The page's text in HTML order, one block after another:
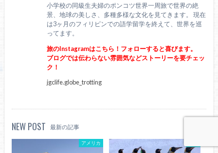
小学校の同級生夫婦のポンコツ世界一周旅で世界の絶
景、地球の美しさ、多種多様な文化を見てきます。 現在
は3ヶ月のフィリピンでの語学留学を終えて、世界を巡
ってます。
旅のInstagramはこちら！フォローすると喜びます。
ブログでは伝わらない雰囲気などストーリーを要チェッ
ク！
jgclife.globe_trotting
NEW POST 最新の記事
アメリカ